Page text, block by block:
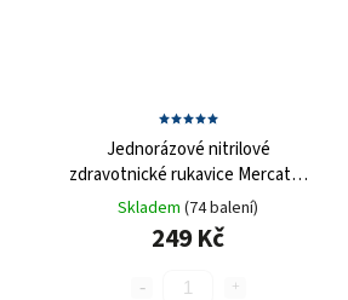
Jednorázové nitrilové
zdravotnické rukavice Mercator
NITRYLEX high risk 100 ks
Skladem (74 balení)
249 Kč